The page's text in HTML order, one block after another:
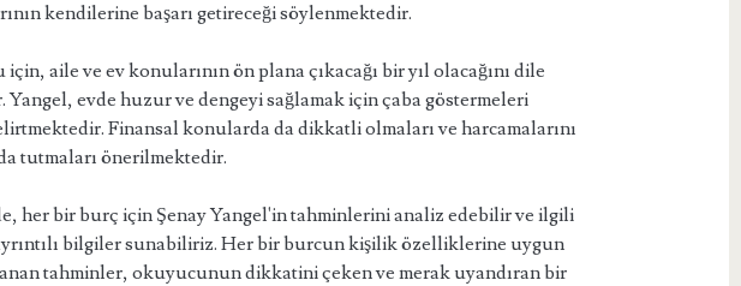
kendilerine başarı getireceği söylenmektedir.
aile ve ev konularının ön plana çıkacağı bir yıl olacağını dile
Yangel, evde huzur ve dengeyi sağlamak için çaba göstermeleri
Finansal konularda da dikkatli olmaları ve harcamalarını
tutmaları önerilmektedir.
her bir burç için Şenay Yangel'in tahminlerini analiz edebilir ve ilgili
bilgiler sunabiliriz. Her bir burcun kişilik özelliklerine uygun
tahminler, okuyucunun dikkatini çeken ve merak uyandıran bir